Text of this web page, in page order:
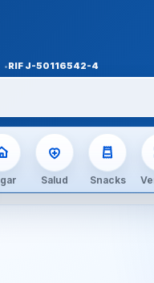
RIF J-50116542-4
Salud Snacks
CATEGORÍAS